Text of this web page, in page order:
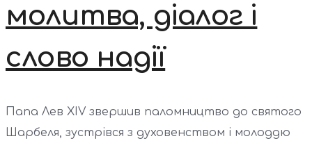
молитва, діалог і
слово надії
Папа Лев XIV звершив паломництво до святого
Шарбеля, зустрівся з духовенством і молоддю